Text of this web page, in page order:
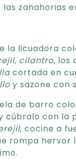
zanahorias
la licuadora
, cilantro, los
cortada en
y sazone con
de barro
cúbralo con la
, cocine a
rompa hervor